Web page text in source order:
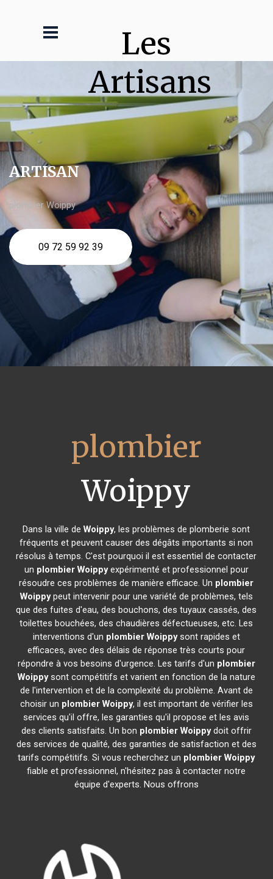
Les
Artisans
ARTISAN
plombier Woippy
09 72 59 92 39
plombier
Woippy
Dans la ville deWoippy, les problèmes de plomberie sont
fréquents et peuvent causer des dégâts importants si non
résolus à temps. C'est pourquoi il est essentiel de contacter
un plombier Woippyexpérimenté et professionnel pour
résoudre ces problèmes de manière efficace. Un plombier
Woippypeut intervenir pour une variété de problèmes, tels
que des fuites d'eau, des bouchons, des tuyaux cassés, des
toilettes bouchées, des chaudières défectueuses, etc. Les
interventions d'un plombier Woippysont rapides et
efficaces, avec des délais de réponse très courts pour
répondre à vos besoins d'urgence. Les tarifs d'un plombier
Woippysont compétitifs et varient en fonction de la nature
de l'intervention et de la complexité du problème. Avant de
choisir un plombier Woippy, il est important de vérifier les
services qu'il offre, les garanties qu'il propose et les avis
des clients satisfaits. Un bon plombier Woippydoit offrir
des services de qualité, des garanties de satisfaction et des
tarifs compétitifs. Si vous recherchez un plombier Woippy
fiable et professionnel, n'hésitez pas à contacter notre
équipe d'experts. Nous offrons